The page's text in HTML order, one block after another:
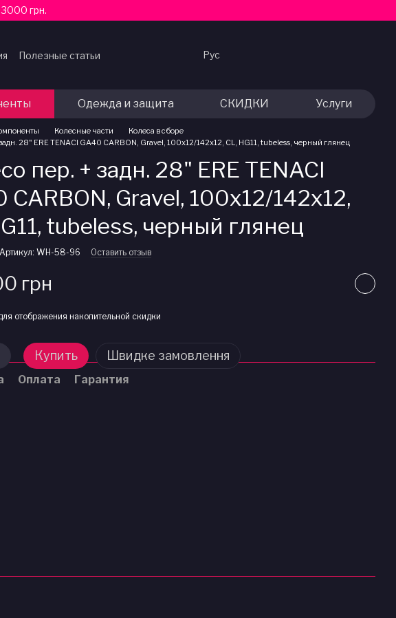
3000 грн.
Полезные статьи
Рус
Одежда и защита СКИДКИ Услуги
Колесные части
Колеса в сборе
28" ERE TENACI GA40 CARBON, Gravel, 100x12/142x12, CL, HG11, tubeless, черный глянец
пер. + задн. 28" ERE TENACI
CARBON, Gravel, 100x12/142x12,
tubeless, черный глянец
Артикул: WH-58-96 Оставить отзыв
грн
отображения накопительной скидки
Купить Швидке замовлення
Оплата Гарантия